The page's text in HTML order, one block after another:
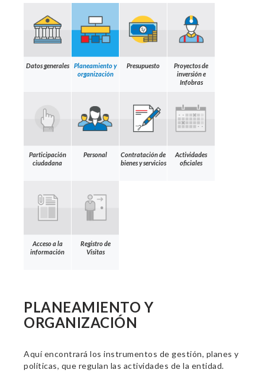
Datos generales
Planeamiento y
organización
Presupuesto
Proyectos de
inversión e
Infobras
Participación
ciudadana
Personal
Contratación de
bienes y servicios
Actividades
oficiales
Acceso a la
información
Registro de
Visitas
PLANEAMIENTO Y
ORGANIZACIÓN
Aquí encontrará los instrumentos de gestión, planes y
políticas, que regulan las actividades de la entidad.